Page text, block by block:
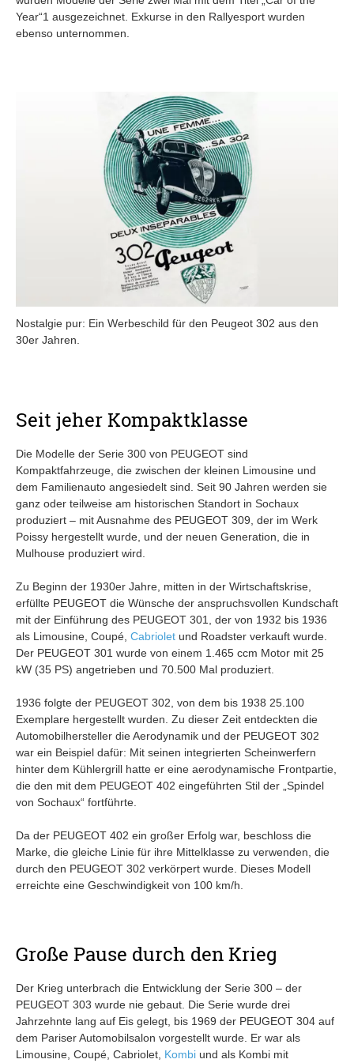
Year“1 ausgezeichnet. Exkurse in den Rallyesport wurden
ebenso unternommen.
Nostalgie pur: Ein Werbeschild für den Peugeot 302 aus den
30er Jahren.
Seit jeher Kompaktklasse
Die Modelle der Serie 300 von PEUGEOT sind
Kompaktfahrzeuge, die zwischen der kleinen Limousine und
dem Familienauto angesiedelt sind. Seit 90 Jahren werden sie
ganz oder teilweise am historischen Standort in Sochaux
produziert – mit Ausnahme des PEUGEOT 309, der im Werk
Poissy hergestellt wurde, und der neuen Generation, die in
Mulhouse produziert wird.
Zu Beginn der 1930er Jahre, mitten in der Wirtschaftskrise,
erfüllte PEUGEOT die Wünsche der anspruchsvollen Kundschaft
mit der Einführung des PEUGEOT 301, der von 1932 bis 1936
als Limousine, Coupé, Cabriolet und Roadster verkauft wurde.
Der PEUGEOT 301 wurde von einem 1.465 ccm Motor mit 25
kW (35 PS) angetrieben und 70.500 Mal produziert.
1936 folgte der PEUGEOT 302, von dem bis 1938 25.100
Exemplare hergestellt wurden. Zu dieser Zeit entdeckten die
Automobilhersteller die Aerodynamik und der PEUGEOT 302
war ein Beispiel dafür: Mit seinen integrierten Scheinwerfern
hinter dem Kühlergrill hatte er eine aerodynamische Frontpartie,
die den mit dem PEUGEOT 402 eingeführten Stil der „Spindel
von Sochaux“ fortführte.
Da der PEUGEOT 402 ein großer Erfolg war, beschloss die
Marke, die gleiche Linie für ihre Mittelklasse zu verwenden, die
durch den PEUGEOT 302 verkörpert wurde. Dieses Modell
erreichte eine Geschwindigkeit von 100 km/h.
Große Pause durch den Krieg
Der Krieg unterbrach die Entwicklung der Serie 300 – der
PEUGEOT 303 wurde nie gebaut. Die Serie wurde drei
Jahrzehnte lang auf Eis gelegt, bis 1969 der PEUGEOT 304 auf
dem Pariser Automobilsalon vorgestellt wurde. Er war als
Limousine, Coupé, Cabriolet, Kombi und als Kombi mit